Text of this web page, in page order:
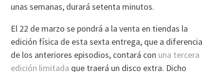
unas semanas, durará setenta minutos.
El 22 de marzo se pondrá a la venta en tiendas la
edición física de esta sexta entrega, que a diferencia
de los anteriores episodios, contará con una tercera
edición limitada que traerá un disco extra. Dicho